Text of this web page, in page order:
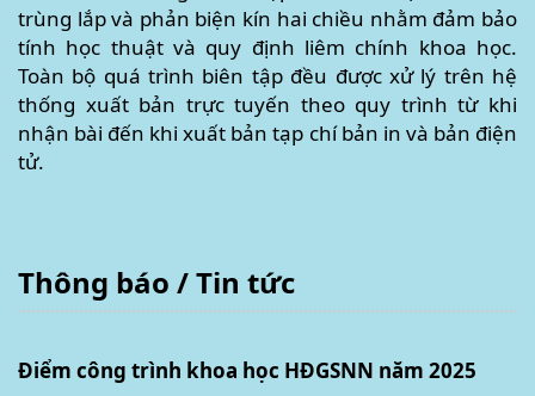
trùng lắp và phản biện kín hai chiều nhằm đảm bảo
tính học thuật và quy định liêm chính khoa học.
Toàn bộ quá trình biên tập đều được xử lý trên hệ
thống xuất bản trực tuyến theo quy trình từ khi
nhận bài đến khi xuất bản tạp chí bản in và bản điện
tử.
Thông báo / Tin tức
Điểm công trình khoa học HĐGSNN năm 2025